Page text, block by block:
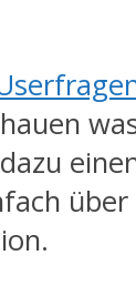
über